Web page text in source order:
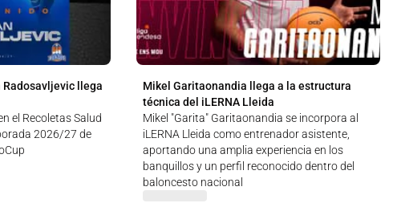
Radosavljevic llega
el Recoletas Salud
2026/27 de
Mikel Garitaonandia llega a la estructura
técnica del iLERNA Lleida
Mikel "Garita" Garitaonandia se incorpora al
iLERNA Lleida como entrenador asistente,
aportando una amplia experiencia en los
banquillos y un perfil reconocido dentro del
baloncesto nacional